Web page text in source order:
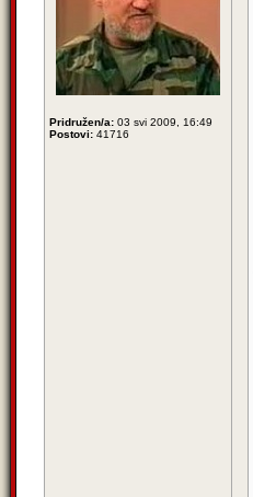
Pridružen/a: 03 svi 2009, 16:49
Postovi: 41716